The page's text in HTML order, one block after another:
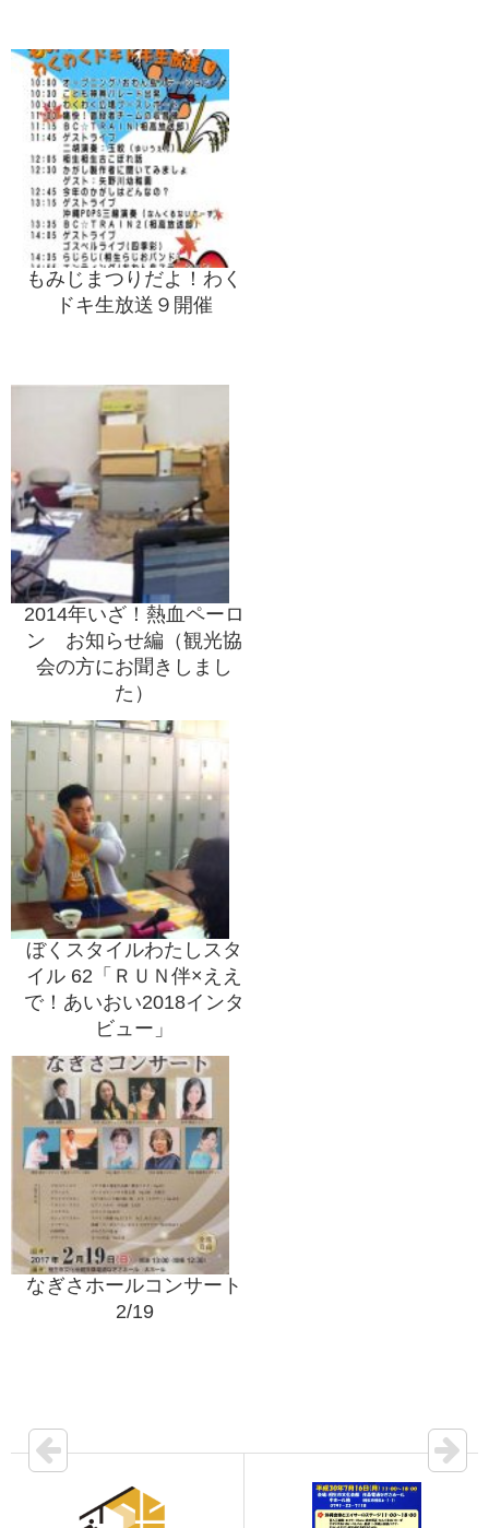
もみじまつりだよ！わく
ドキ生放送９開催
2014年いざ！熱血ペーロ
ン お知らせ編（観光協
会の方にお聞きしまし
た）
ぼくスタイルわたしスタ
イル 62「ＲＵＮ伴×ええ
で！あいおい2018インタ
ビュー」
なぎさホールコンサート
2/19